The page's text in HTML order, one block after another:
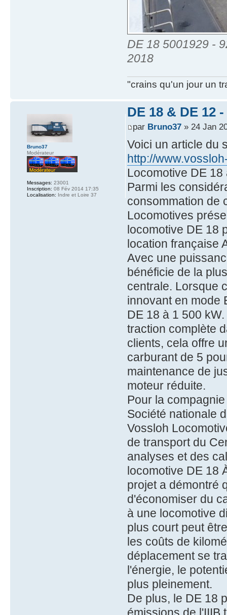
DE 18 5001929 -
2018
"crains qu'un jour un
DE 18 & DE 12
par Bruno37» 24 Jan
Voici un article du
http://
Locomotive DE
Parmi les
consommation de
Locomotives
locomotive DE 18
location française
Avec une
bénéficie de la
centrale. Lorsque
innovant en mode
DE 18 à 1 500
traction complète
clients, cela offre
carburant de 5
maintenance de
moteur réduite.
Pour la
Société nationale
Vossloh
de transport du
analyses et des
locomotive DE 18
projet a démontré
d'économiser du
à une locomotive
plus court peut
les coûts de
déplacement se
l'énergie, le
plus pleinement.
De plus, le DE 18
Bruno37
Modérateur
Messages: 23001
Inscription: 08 Fév 2014 17:35
Localisation: Indre et Loire 37